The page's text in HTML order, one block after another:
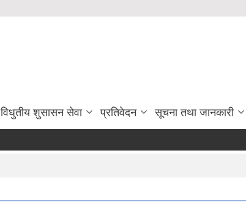
विधुतीय शुसासन सेवा प्रतिवेदन सूचना तथा जानकारी